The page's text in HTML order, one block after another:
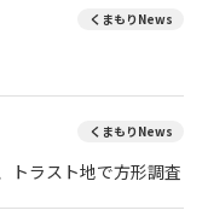
くまもりNews
くまもりNews
トラスト地で方形調査